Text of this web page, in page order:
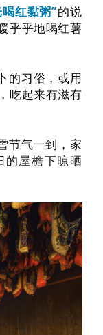
红黏粥”的说
乎乎地喝红薯
的习俗，或用
吃起来有滋有
节气一到，家
的屋檐下晾晒